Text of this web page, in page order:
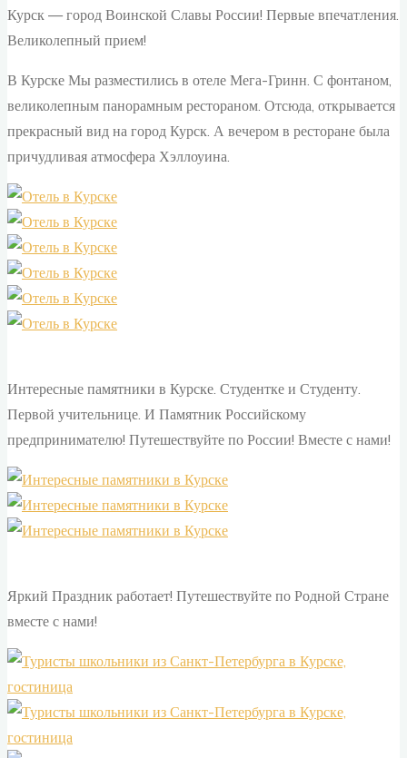
Курск — город Воинской Славы России! Первые впечатления.
Великолепный прием!
В Курске Мы разместились в отеле Мега-Гринн. С фонтаном,
великолепным панорамным рестораном. Отсюда, открывается
прекрасный вид на город Курск. А вечером в ресторане была
причудливая атмосфера Хэллоуина.
Интересные памятники в Курске. Студентке и Студенту.
Первой учительнице. И Памятник Российскому
предпринимателю! Путешествуйте по России! Вместе с нами!
Яркий Праздник работает! Путешествуйте по Родной Стране
вместе с нами!